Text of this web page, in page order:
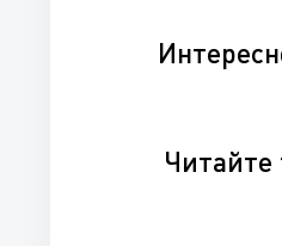
Читайте